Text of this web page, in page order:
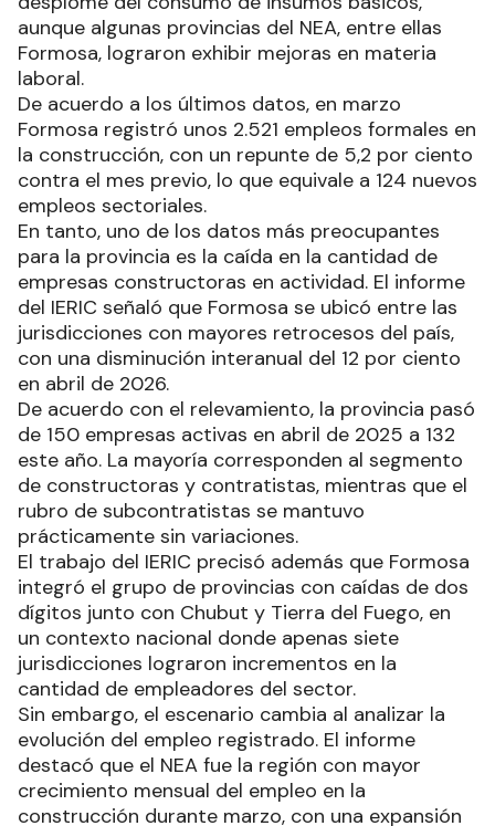
aunque algunas provincias del NEA, entre ellas
Formosa, lograron exhibir mejoras en materia
laboral.
De acuerdo a los últimos datos, en marzo
Formosa registró unos 2.521 empleos formales en
la construcción, con un repunte de 5,2 por ciento
contra el mes previo, lo que equivale a 124 nuevos
empleos sectoriales.
En tanto, uno de los datos más preocupantes
para la provincia es la caída en la cantidad de
empresas constructoras en actividad. El informe
del IERIC señaló que Formosa se ubicó entre las
jurisdicciones con mayores retrocesos del país,
con una disminución interanual del 12 por ciento
en abril de 2026.
De acuerdo con el relevamiento, la provincia pasó
de 150 empresas activas en abril de 2025 a 132
este año. La mayoría corresponden al segmento
de constructoras y contratistas, mientras que el
rubro de subcontratistas se mantuvo
prácticamente sin variaciones.
El trabajo del IERIC precisó además que Formosa
integró el grupo de provincias con caídas de dos
dígitos junto con Chubut y Tierra del Fuego, en
un contexto nacional donde apenas siete
jurisdicciones lograron incrementos en la
cantidad de empleadores del sector.
Sin embargo, el escenario cambia al analizar la
evolución del empleo registrado. El informe
destacó que el NEA fue la región con mayor
crecimiento mensual del empleo en la
construcción durante marzo, con una expansión